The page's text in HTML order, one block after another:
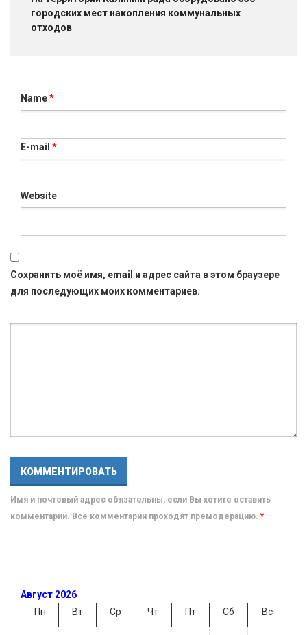
городских мест накопления коммунальных
отходов
Name*
E-mail *
Website
Сохранить моё имя, email и адрес сайта в этом браузере
для последующих моих комментариев.
Имя и почтовый адрес обязательны, если Вы хотите оставить
комментарий. Все комментарии проходят премодерацию. *
Август 2026
Пн
Вт Ср Чт Пт Сб Вс